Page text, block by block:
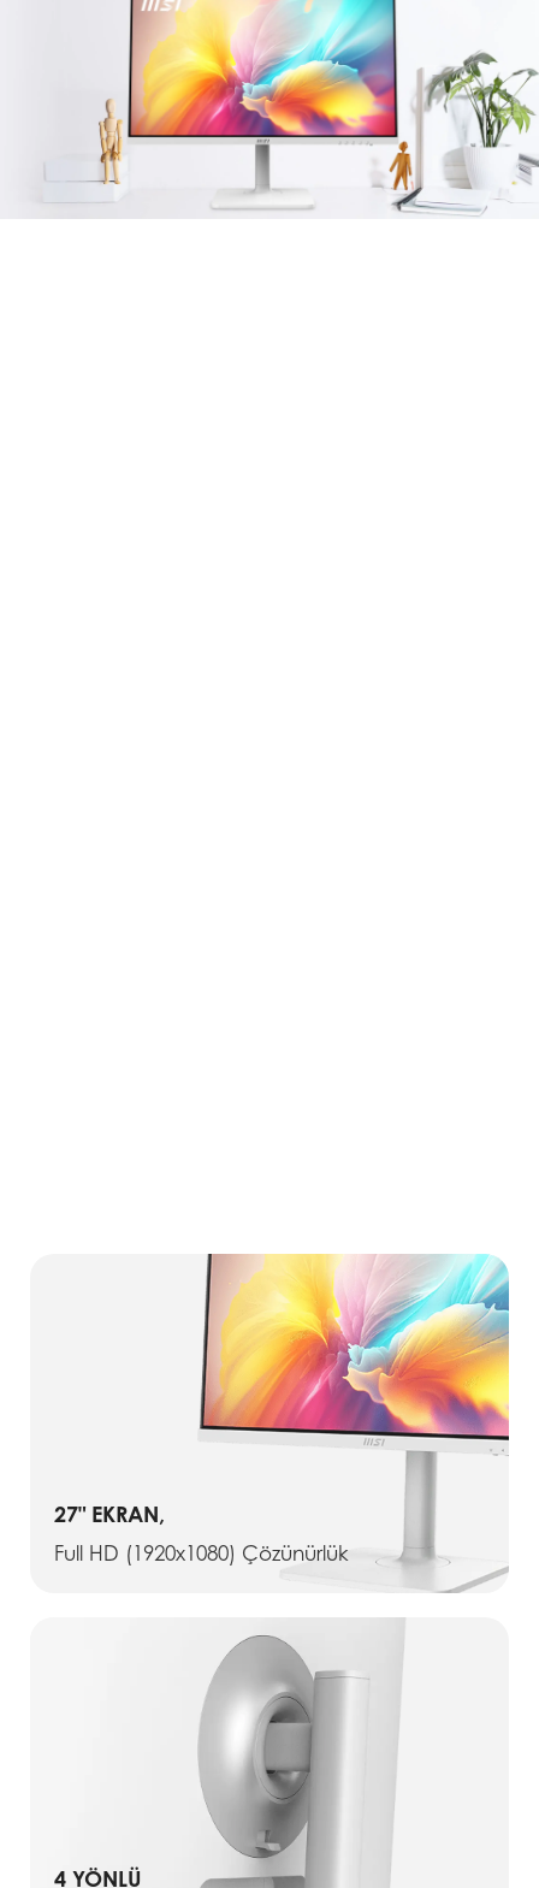
27" EKRAN,
Full HD (1920x1080) Çözünürlük
4 YÖNLÜ